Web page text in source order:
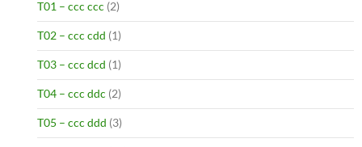
T01 – ccc ccc (2)
T02 – ccc cdd (1)
T03 – ccc dcd (1)
T04 – ccc ddc (2)
T05 – ccc ddd (3)